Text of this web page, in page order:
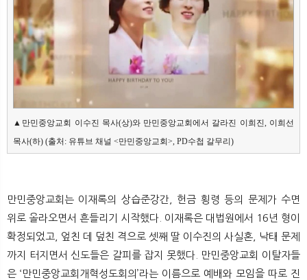
▲만민중앙교회 이수진 목사(상)와 만민중앙교회에서 갈라진 이희진, 이희선
목사(하) (출처: 유튜브 채널 <만민중앙교회>, PD수첩 갈무리)
만민중앙교회는 이재록의 상습준강간, 헌금 횡령 등의 문제가 수면
위로 올라오면서 흔들리기 시작했다. 이재록은 대법원에서 16년 형이
확정되었고, 엎친 데 덮친 격으로 셋째 딸 이수진의 사실혼, 낙태 문제
까지 터지면서 신도들은 갈피를 잡지 못했다. 만민중앙교회 이탈자들
은 ‘만민중앙교회개혁성도회의’라는 이름으로 예배와 모임을 따로 진